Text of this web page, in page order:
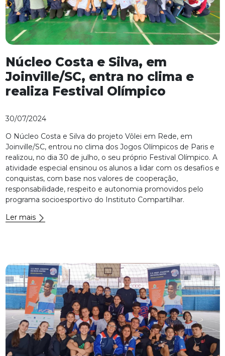
Núcleo Costa e Silva, em
Joinville/SC, entra no clima e
realiza Festival Olímpico
30/07/2024
O Núcleo Costa e Silva do projeto Vôlei em Rede, em
Joinville/SC, entrou no clima dos Jogos Olímpicos de Paris e
realizou, no dia 30 de julho, o seu próprio Festival Olímpico. A
atividade especial ensinou os alunos a lidar com os desafios e
conquistas, com base nos valores de cooperação,
responsabilidade, respeito e autonomia promovidos pelo
programa socioesportivo do Instituto Compartilhar.
Ler mais